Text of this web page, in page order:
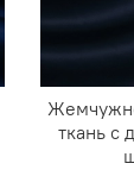
ткань с